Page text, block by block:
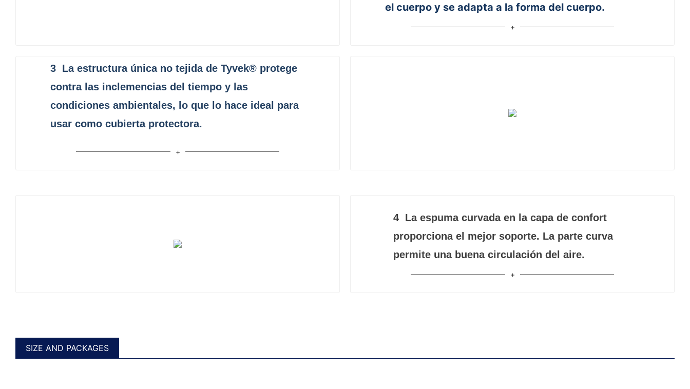
el cuerpo y se adapta a la forma del cuerpo.
3 La estructura única no tejida de Tyvek® protege
contra las inclemencias del tiempo y las
condiciones ambientales, lo que lo hace ideal para
usar como cubierta protectora.
4 La espuma curvada en la capa de confort
proporciona el mejor soporte. La parte curva
permite una buena circulación del aire.
SIZE AND PACKAGES